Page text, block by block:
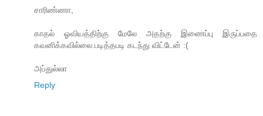
சாரிண்ணா,
காதல் ஓவியத்திற்கு மேலே அதற்கு இணைப்பு இருப்பதை
கவனிக்கவில்லை.படித்தபடி கடந்து விட்டேன் :(
அப்துல்லா
Reply